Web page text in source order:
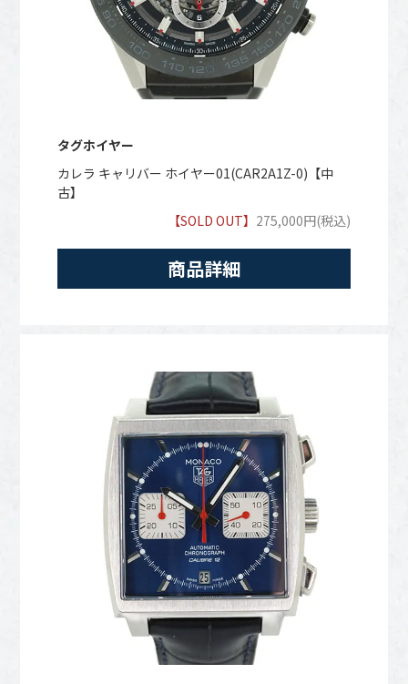
タグホイヤー
カレラ キャリバー ホイヤー01(CAR2A1Z-0)【中
古】
【SOLD OUT】 275,000円(税込)
商品詳細